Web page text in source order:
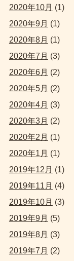
2020年10月 (1)
2020年9月 (1)
2020年8月 (1)
2020年7月 (3)
2020年6月 (2)
2020年5月 (2)
2020年4月 (3)
2020年3月 (2)
2020年2月 (1)
2020年1月 (1)
2019年12月 (1)
2019年11月 (4)
2019年10月 (3)
2019年9月 (5)
2019年8月 (3)
2019年7月 (2)